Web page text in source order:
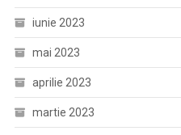
iunie 2023
mai 2023
aprilie 2023
martie 2023